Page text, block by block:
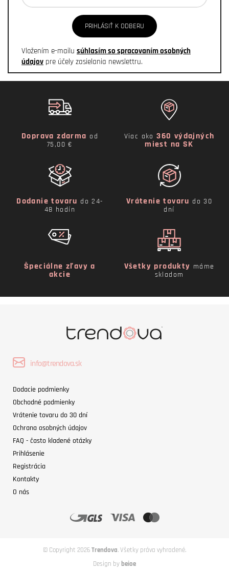
PRIHLÁSIŤ K ODBERU
Vložením e-mailu súhlasím so spracovaním osobných
údajov pre účely zasielania newslettru.
Doprava zdarma od
75,00 €
Viac ako360 výdajných
miest na SK
Dodanie tovaru do 24-
48 hodín
Vrátenie tovaru do 30
dní
Špeciálne zľavy a
akcie
Všetky produkty máme
skladom
info@trendova.sk
Dodacie podmienky
Obchodné podmienky
Vrátenie tovaru do 30 dní
Ochrana osobných údajov
FAQ - často kladené otázky
Prihlásenie
Registrácia
Kontakty
O nás
© Copyright 2026Trendova. Všetky práva vyhradené.
Design by beioe